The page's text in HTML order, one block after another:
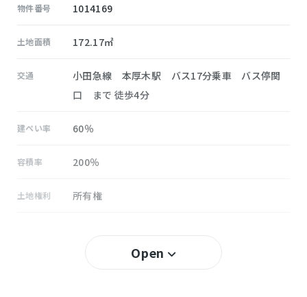
物件番号 1014169
土地面積 172.17㎡
交通
小田急線 本厚木駅 バス17分乗車 バス停関
口 まで 徒歩4分
建ぺい率 60％
容積率 200％
土地権利 所有権
Open